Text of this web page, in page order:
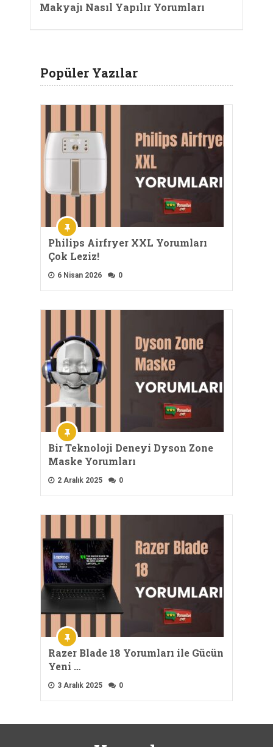
Makyajı Nasıl Yapılır Yorumları
Popüler Yazılar
Philips Airfryer XXL Yorumları
Çok Leziz!
6 Nisan 2026 0
Bir Teknoloji Deneyi Dyson Zone
Maske Yorumları
2 Aralık 2025 0
Razer Blade 18 Yorumları ile Gücün
Yeni …
3 Aralık 2025 0